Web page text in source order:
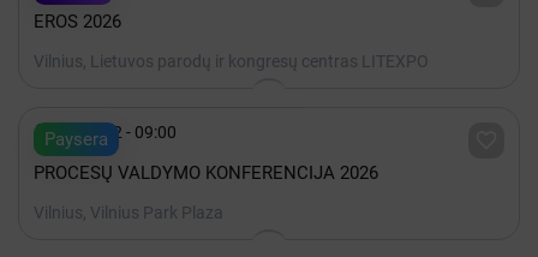
EROS 2026
Vilnius, Lietuvos parodų ir kongresų centras LITEXPO
Paysera
 Spalis 22 - 09:00
PROCESŲ VALDYMO KONFERENCIJA 2026
Vilnius, Vilnius Park Plaza